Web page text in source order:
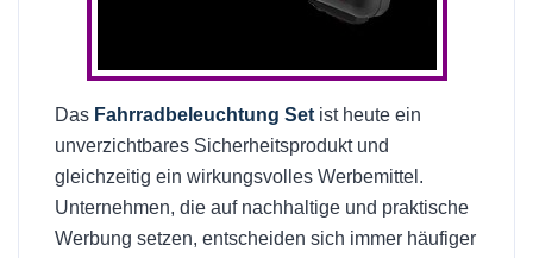
Das Fahrradbeleuchtung Set ist heute ein
unverzichtbares Sicherheitsprodukt und
gleichzeitig ein wirkungsvolles Werbemittel.
Unternehmen, die auf nachhaltige und praktische
Werbung setzen, entscheiden sich immer häufiger